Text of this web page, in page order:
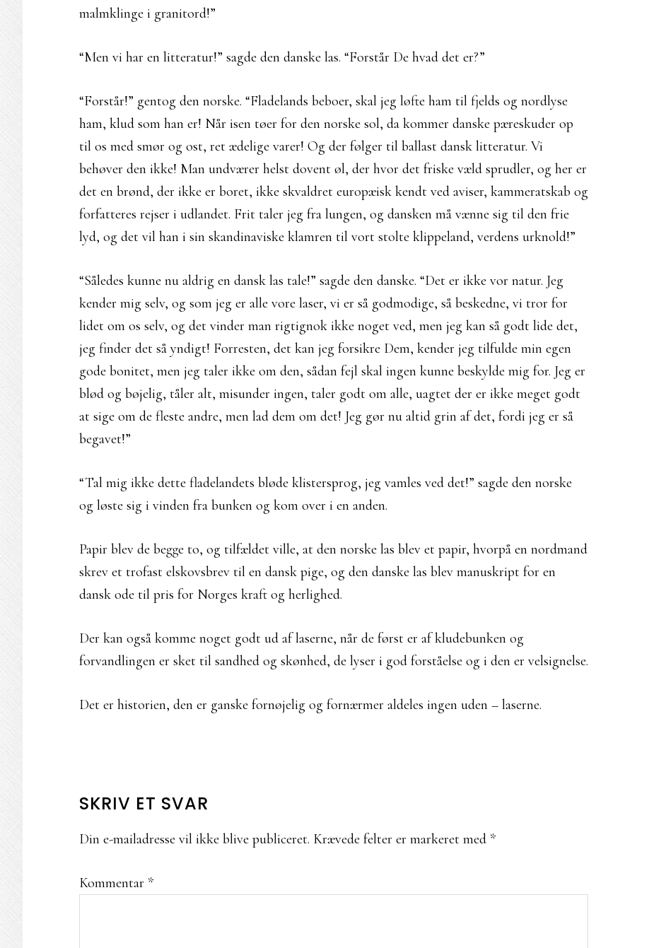
malmklinge i granitord!”
“Men vi har en litteratur!” sagde den danske las. “Forstår De hvad det er?”
“Forstår!” gentog den norske. “Fladelands beboer, skal jeg løfte ham til fjelds og nordlyse
ham, klud som han er! Når isen tøer for den norske sol, da kommer danske pæreskuder op
til os med smør og ost, ret ædelige varer! Og der følger til ballast dansk litteratur. Vi
behøver den ikke! Man undværer helst dovent øl, der hvor det friske væld sprudler, og her er
det en brønd, der ikke er boret, ikke skvaldret europæisk kendt ved aviser, kammeratskab og
forfatteres rejser i udlandet. Frit taler jeg fra lungen, og dansken må vænne sig til den frie
lyd, og det vil han i sin skandinaviske klamren til vort stolte klippeland, verdens urknold!”
“Således kunne nu aldrig en dansk las tale!” sagde den danske. “Det er ikke vor natur. Jeg
kender mig selv, og som jeg er alle vore laser, vi er så godmodige, så beskedne, vi tror for
lidet om os selv, og det vinder man rigtignok ikke noget ved, men jeg kan så godt lide det,
jeg finder det så yndigt! Forresten, det kan jeg forsikre Dem, kender jeg tilfulde min egen
gode bonitet, men jeg taler ikke om den, sådan fejl skal ingen kunne beskylde mig for. Jeg er
blød og bøjelig, tåler alt, misunder ingen, taler godt om alle, uagtet der er ikke meget godt
at sige om de fleste andre, men lad dem om det! Jeg gør nu altid grin af det, fordi jeg er så
begavet!”
“Tal mig ikke dette fladelandets bløde klistersprog, jeg vamles ved det!” sagde den norske
og løste sig i vinden fra bunken og kom over i en anden.
Papir blev de begge to, og tilfældet ville, at den norske las blev et papir, hvorpå en nordmand
skrev et trofast elskovsbrev til en dansk pige, og den danske las blev manuskript for en
dansk ode til pris for Norges kraft og herlighed.
Der kan også komme noget godt ud af laserne, når de først er af kludebunken og
forvandlingen er sket til sandhed og skønhed, de lyser i god forståelse og i den er velsignelse.
Det er historien, den er ganske fornøjelig og fornærmer aldeles ingen uden – laserne.
LÆSERINTERAKTIONER
SKRIV ET SVAR
Din e-mailadresse vil ikke blive publiceret. Krævede felter er markeret med *
Kommentar *